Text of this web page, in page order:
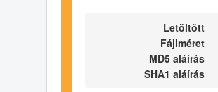
Letöltött
Fájlméret
MD5 aláírás
SHA1 aláírás